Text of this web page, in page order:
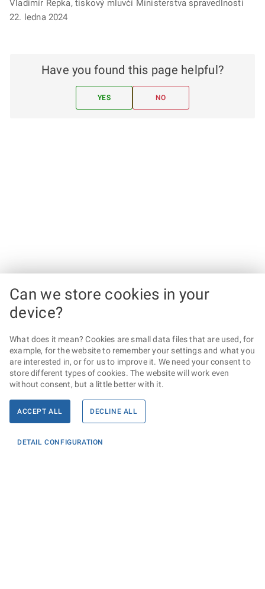
Vladimír Řepka, tiskový mluvčí Ministerstva spravedlnosti
22. ledna 2024
Have you found this page helpful?
YES NO
Can we store cookies in your
device?
What does it mean? Cookies are small data files that are used, for
example, for the website to remember your settings and what you
are interested in, or for us to improve it. We need your consent to
store different types of cookies. The website will work even
without consent, but a little better with it.
ACCEPT ALL DECLINE ALL
DETAIL CONFIGURATION